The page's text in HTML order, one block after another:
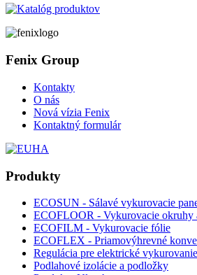
Fenix Group
Kontakty
O nás
Nová vízia Fenix
Kontaktný formulár
Produkty
ECOSUN - Sálavé vykurovacie
ECOFLOOR - Vykurovacie okruhy
ECOFILM - Vykurovacie fólie
ECOFLEX - Priamovýhrevné
Regulácia pre elektrické vykurovanie
Podlahové izolácie a podložky